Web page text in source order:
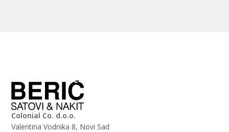
Colonial Co. d.o.o.
Valentina Vodnika 8, Novi Sad